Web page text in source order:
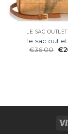
LE SAC
le sac
€36.00 €